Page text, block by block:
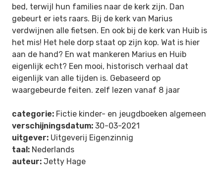
bed, terwijl hun families naar de kerk zijn. Dan
gebeurt er iets raars. Bij de kerk van Marius
verdwijnen alle fietsen. En ook bij de kerk van Huib is
het mis! Het hele dorp staat op zijn kop. Wat is hier
aan de hand? En wat mankeren Marius en Huib
eigenlijk echt? Een mooi, historisch verhaal dat
eigenlijk van alle tijden is. Gebaseerd op
waargebeurde feiten. zelf lezen vanaf 8 jaar
categorie: Fictie kinder- en jeugdboeken algemeen
verschijningsdatum: 30-03-2021
uitgever: Uitgeverij Eigenzinnig
taal: Nederlands
auteur: Jetty Hage